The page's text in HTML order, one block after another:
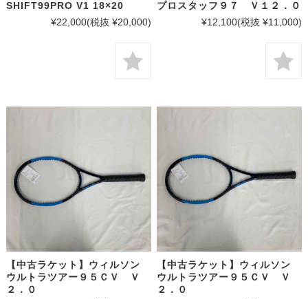
SHIFT99PRO V1 18×20
¥22,000(税抜 ¥20,000)
プロスタッフ９７ Ｖ１２．０
¥12,100(税抜 ¥11,000)
【中古ラケット】ウィルソン
ウルトラツアー９５ＣＶ Ｖ
２．０
【中古ラケット】ウィルソン
ウルトラツアー９５ＣＶ Ｖ
２．０